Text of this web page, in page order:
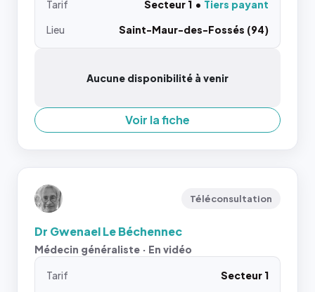
Tarif Secteur 1
Tiers payant
Lieu
Saint-Maur-des-Fossés (94)
Aucune disponibilité à venir
Voir la fiche
Téléconsultation
Dr Gwenael Le Béchennec
Médecin généraliste · En vidéo
Tarif
Secteur 1